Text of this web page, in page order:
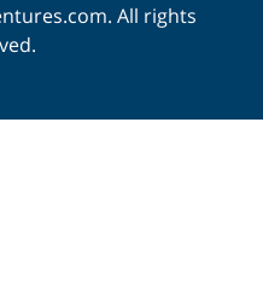
All rights